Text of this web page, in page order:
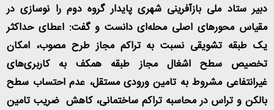
دبیر ستاد ملی بازآفرینی شهری پایدار گروه دوم را نوسازی در
مقیاس محورهای اصلی محله‌ای دانست و گفت: اعطای حداکثر
یک طبقه تشویقی نسبت به تراکم مجاز طرح مصوب، امکان
تخصیص سطح اشغال مجاز طبقه همکف به کاربری‌های
غیرانتفاعی مشروط به تامین ورودی مستقل، عدم احتساب سطح
بالکن و تراس در محاسبه تراکم ساختمانی، کاهش ضریب تامین